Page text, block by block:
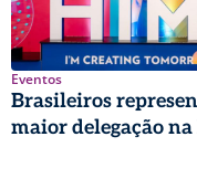
Eventos
Brasileiros
maior delegação na